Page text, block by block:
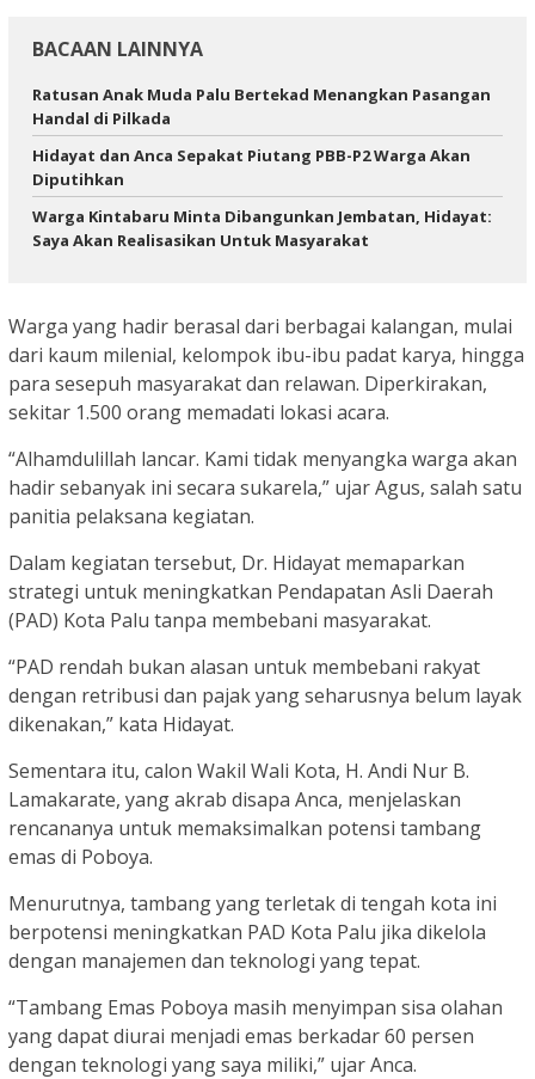
BACAAN LAINNYA
Ratusan Anak Muda Palu Bertekad Menangkan Pasangan
Handal di Pilkada
Hidayat dan Anca Sepakat Piutang PBB-P2 Warga Akan
Diputihkan
Warga Kintabaru Minta Dibangunkan Jembatan, Hidayat:
Saya Akan Realisasikan Untuk Masyarakat
Warga yang hadir berasal dari berbagai kalangan, mulai
dari kaum milenial, kelompok ibu-ibu padat karya, hingga
para sesepuh masyarakat dan relawan. Diperkirakan,
sekitar 1.500 orang memadati lokasi acara.
“Alhamdulillah lancar. Kami tidak menyangka warga akan
hadir sebanyak ini secara sukarela,” ujar Agus, salah satu
panitia pelaksana kegiatan.
Dalam kegiatan tersebut, Dr. Hidayat memaparkan
strategi untuk meningkatkan Pendapatan Asli Daerah
(PAD) Kota Palu tanpa membebani masyarakat.
“PAD rendah bukan alasan untuk membebani rakyat
dengan retribusi dan pajak yang seharusnya belum layak
dikenakan,” kata Hidayat.
Sementara itu, calon Wakil Wali Kota, H. Andi Nur B.
Lamakarate, yang akrab disapa Anca, menjelaskan
rencananya untuk memaksimalkan potensi tambang
emas di Poboya.
Menurutnya, tambang yang terletak di tengah kota ini
berpotensi meningkatkan PAD Kota Palu jika dikelola
dengan manajemen dan teknologi yang tepat.
“Tambang Emas Poboya masih menyimpan sisa olahan
yang dapat diurai menjadi emas berkadar 60 persen
dengan teknologi yang saya miliki,” ujar Anca.